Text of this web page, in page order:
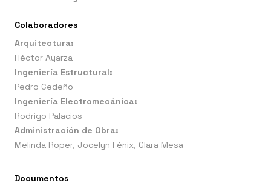
Colaboradores
Arquitectura:
Héctor Ayarza
Ingeniería Estructural:
Pedro Cedeño
Ingeniería Electromecánica:
Rodrigo Palacios
Administración de Obra:
Melinda Roper, Jocelyn Fénix, Clara Mesa
Documentos